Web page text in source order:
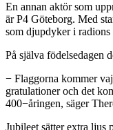
En annan aktör som
är P4 Göteborg. Med
som djupdyker i radions
På själva födelsedagen
− Flaggorna kommer
gratulationer och det
400−åringen, säger
Jubileet sätter extra ljus